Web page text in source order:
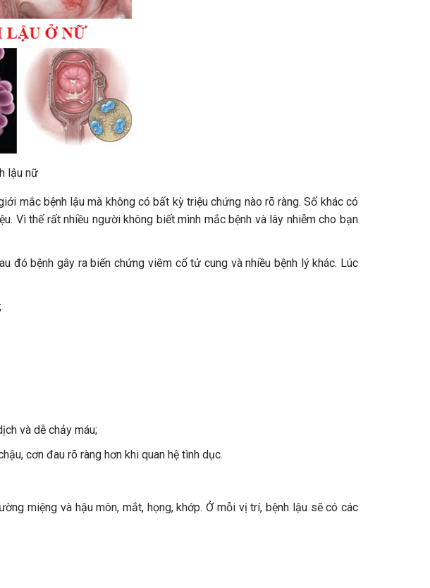
lậu nữ
mắc bệnh lậu mà không có bất kỳ triệu chứng nào rõ ràng. Số khác có
Vì thế rất nhiều người không biết mình mắc bệnh và lây nhiễm cho bạn
đó bệnh gây ra biến chứng viêm cổ tử cung và nhiều bệnh lý khác. Lúc
và dễ chảy máu;
cơn đau rõ ràng hơn khi quan hệ tình dục.
miệng và hậu môn, mắt, họng, khớp. Ở mỗi vị trí, bệnh lậu sẽ có các